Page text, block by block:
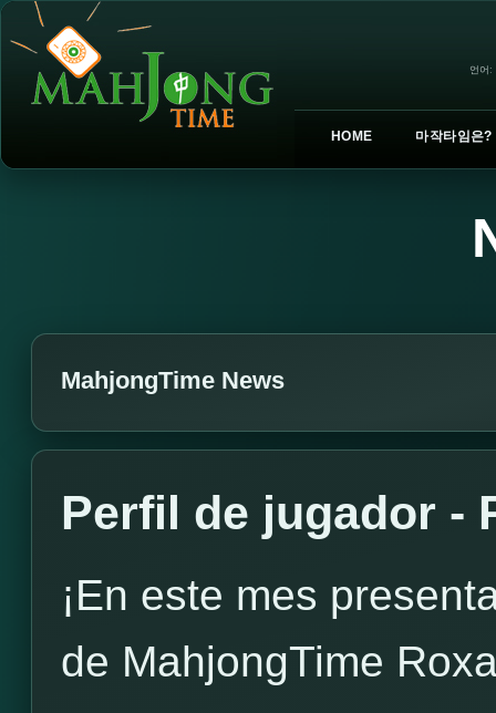
언어:
HOME 마작타임은?
MahjongTime News
Perfil de jugador -
¡En este mes
de MahjongTime